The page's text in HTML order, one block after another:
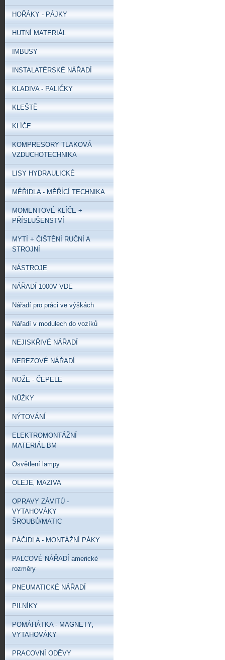
HOŘÁKY - PÁJKY
HUTNÍ MATERIÁL
IMBUSY
INSTALATÉRSKÉ NÁŘADÍ
KLADIVA - PALIČKY
KLEŠTĚ
KLÍČE
KOMPRESORY TLAKOVÁ
VZDUCHOTECHNIKA
LISY HYDRAULICKÉ
MĚŘIDLA - MĚŘÍCÍ TECHNIKA
MOMENTOVÉ KLÍČE +
PŘÍSLUŠENSTVÍ
MYTÍ + ČIŠTĚNÍ RUČNÍ A
STROJNÍ
NÁSTROJE
NÁŘADÍ 1000V VDE
Nářadí pro práci ve výškách
Nářadí v modulech do vozíků
NEJISKŘIVÉ NÁŘADÍ
NEREZOVÉ NÁŘADÍ
NOŽE - ČEPELE
NŮŽKY
NÝTOVÁNÍ
ELEKTROMONTÁŽNÍ
MATERIÁL BM
Osvětlení lampy
OLEJE‚ MAZIVA
OPRAVY ZÁVITŮ -
VYTAHOVÁKY
ŠROUBŮ/MATIC
PÁČIDLA - MONTÁŽNÍ PÁKY
PALCOVÉ NÁŘADÍ americké
rozměry
PNEUMATICKÉ NÁŘADÍ
PILNÍKY
POMÁHÁTKA - MAGNETY‚
VYTAHOVÁKY
PRACOVNÍ ODĚVY